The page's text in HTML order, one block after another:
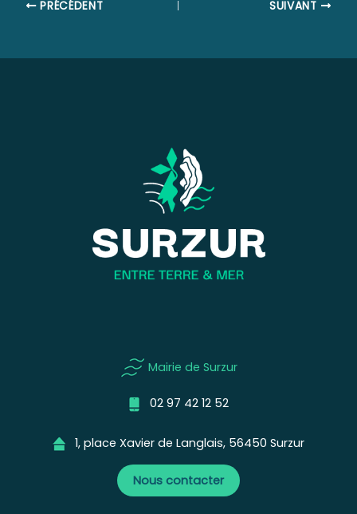
Navigation
PRÉCÉDENT SUIVANT
Mairie de Surzur
02 97 42 12 52
1, place Xavier de Langlais, 56450 Surzur
Nous contacter